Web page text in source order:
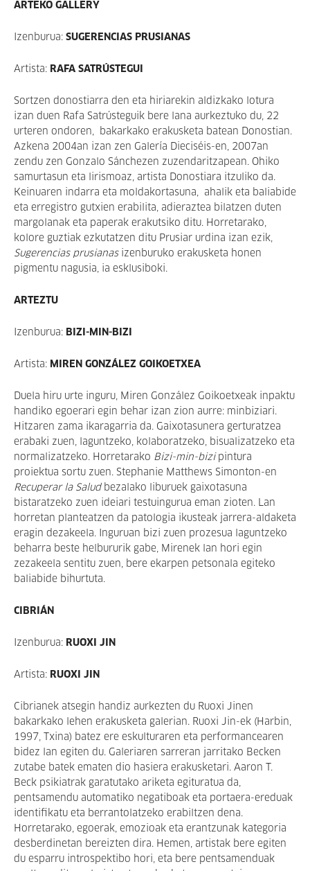
ARTEKO GALLERY
Izenburua: SUGERENCIAS PRUSIANAS
Artista: RAFA SATRÚSTEGUI
Sortzen donostiarra den eta hiriarekin aldizkako lotura
izan duen Rafa Satrústeguik bere lana aurkeztuko du, 22
urteren ondoren, bakarkako erakusketa batean Donostian.
Azkena 2004an izan zen Galería Dieciséis-en, 2007an
zendu zen Gonzalo Sánchezen zuzendaritzapean. Ohiko
samurtasun eta lirismoaz, artista Donostiara itzuliko da.
Keinuaren indarra eta moldakortasuna, ahalik eta baliabide
eta erregistro gutxien erabilita, adieraztea bilatzen duten
margolanak eta paperak erakutsiko ditu. Horretarako,
kolore guztiak ezkutatzen ditu Prusiar urdina izan ezik,
Sugerencias prusianasizenburuko erakusketa honen
pigmentu nagusia, ia esklusiboki.
ARTEZTU
Izenburua: BIZI-MIN-BIZI
Artista: MIREN GONZÁLEZ GOIKOETXEA
Duela hiru urte inguru, Miren González Goikoetxeak inpaktu
handiko egoerari egin behar izan zion aurre: minbiziari.
Hitzaren zama ikaragarria da. Gaixotasunera gerturatzea
erabaki zuen, laguntzeko, kolaboratzeko, bisualizatzeko eta
normalizatzeko. Horretarako Bizi-min-bizipintura
proiektua sortu zuen. Stephanie Matthews Simonton-en
Recuperar la Saludbezalako liburuek gaixotasuna
bistaratzeko zuen ideiari testuingurua eman zioten. Lan
horretan planteatzen da patologia ikusteak jarrera-aldaketa
eragin dezakeela. Inguruan bizi zuen prozesua laguntzeko
beharra beste helbururik gabe, Mirenek lan hori egin
zezakeela sentitu zuen, bere ekarpen petsonala egiteko
baliabide bihurtuta.
CIBRIÁN
Izenburua: RUOXI JIN
Artista: RUOXI JIN
Cibrianek atsegin handiz aurkezten du Ruoxi Jinen
bakarkako lehen erakusketa galerian. Ruoxi Jin-ek (Harbin,
1997, Txina) batez ere eskulturaren eta performancearen
bidez lan egiten du. Galeriaren sarreran jarritako Becken
zutabe batek ematen dio hasiera erakusketari. Aaron T.
Beck psikiatrak garatutako ariketa egituratua da,
pentsamendu automatiko negatiboak eta portaera-ereduak
identifikatu eta berrantolatzeko erabiltzen dena.
Horretarako, egoerak, emozioak eta erantzunak kategoria
desberdinetan bereizten dira. Hemen, artistak bere egiten
du esparru introspektibo hori, eta bere pentsamenduak